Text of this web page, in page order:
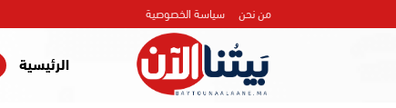
من نحن سياسة الخصوصية
الرئيسية